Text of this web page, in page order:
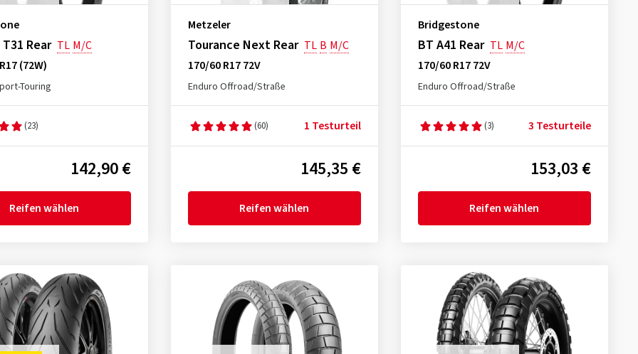
Rear TL M/C
(72W)
Touring
(23)
142,90 €
Reifen wählen
Metzeler
Tourance Next Rear TL B M/C
170/60 R17 72V
Enduro Offroad/Straße
(60) 1 Testurteil
145,35 €
Reifen wählen
Bridgestone
BT A41 Rear TL M/C
170/60 R17 72V
Enduro Offroad/Straße
(3) 3 Testurteile
153,03 €
Reifen wählen